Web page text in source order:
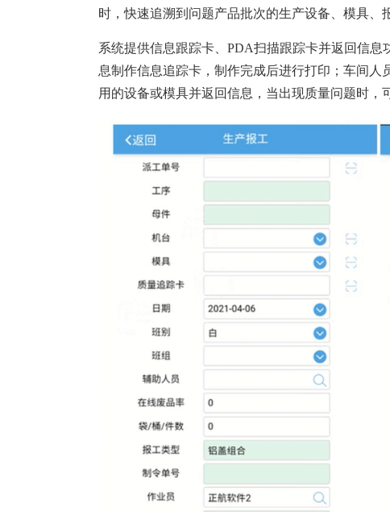
时，快速追溯到问题产品批次的生产设备、模具、
系统提供信息跟踪卡、PDA扫描跟踪卡并返回信
息制作信息追踪卡，制作完成后进行打印；车间
用的设备或模具并返回信息，当出现质量问题时，